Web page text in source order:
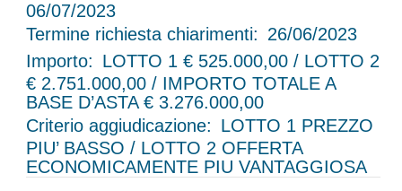
06/07/2023
Termine richiesta chiarimenti: 26/06/2023
Importo: LOTTO 1 € 525.000,00 / LOTTO 2
€ 2.751.000,00 / IMPORTO TOTALE A
BASE D’ASTA € 3.276.000,00
Criterio aggiudicazione: LOTTO 1 PREZZO
PIU’ BASSO / LOTTO 2 OFFERTA
ECONOMICAMENTE PIU VANTAGGIOSA